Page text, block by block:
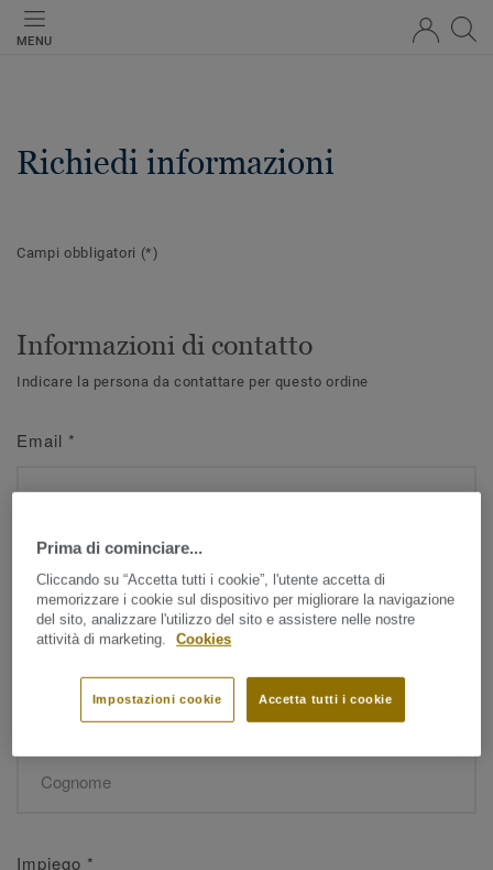
MENU
Richiedi informazioni
Campi obbligatori (*)
Informazioni di contatto
Indicare la persona da contattare per questo ordine
Email *
Nome*
Cognome*
Impiego *
Prima di cominciare...
Cliccando su “Accetta tutti i cookie”, l'utente accetta di
memorizzare i cookie sul dispositivo per migliorare la navigazione
del sito, analizzare l'utilizzo del sito e assistere nelle nostre
attività di marketing.
Cookies
Accetta tutti i cookie
Impostazioni cookie